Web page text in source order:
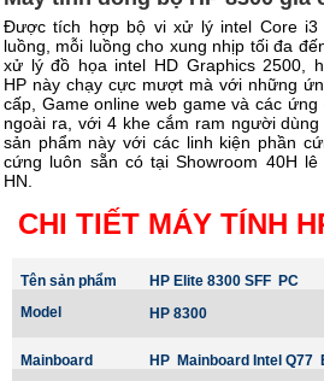
Được tích hợp bộ vi xử lý intel Core
luồng, mỗi luồng cho xung nhịp tối đa
xử lý đồ họa intel HD Graphics 2500,
HP này chạy cực mượt mà với những
cấp, Game online web game và các ứng
ngoài ra, với 4 khe cắm ram người
sản phẩm này với các linh kiện phần
cứng luôn sẵn có tại Showroom 40H
HN.
CHI TIẾT MÁY TÍNH
Tên sản phẩm
HP Elite 8300 SFF PC
Model
HP 8300
Mainboard HP Mainboard Intel Q77